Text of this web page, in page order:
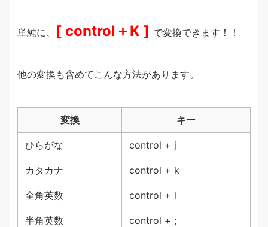
単純に、 [ control＋K ] で変換できます！！
他の変換も含めてこんな方法があります。
変換 キー
ひらがな control + j
カタカナ control + k
全角英数 control + l
半角英数 control + ;